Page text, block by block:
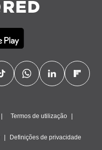
Termos de utilização
Definições de privacidade